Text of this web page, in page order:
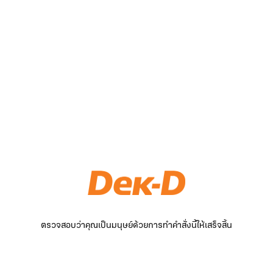
ตรวจสอบว่าคุณเป็นมนุษย์ด้วยการทำคำสั่งนี้ให้เสร็จสิ้น